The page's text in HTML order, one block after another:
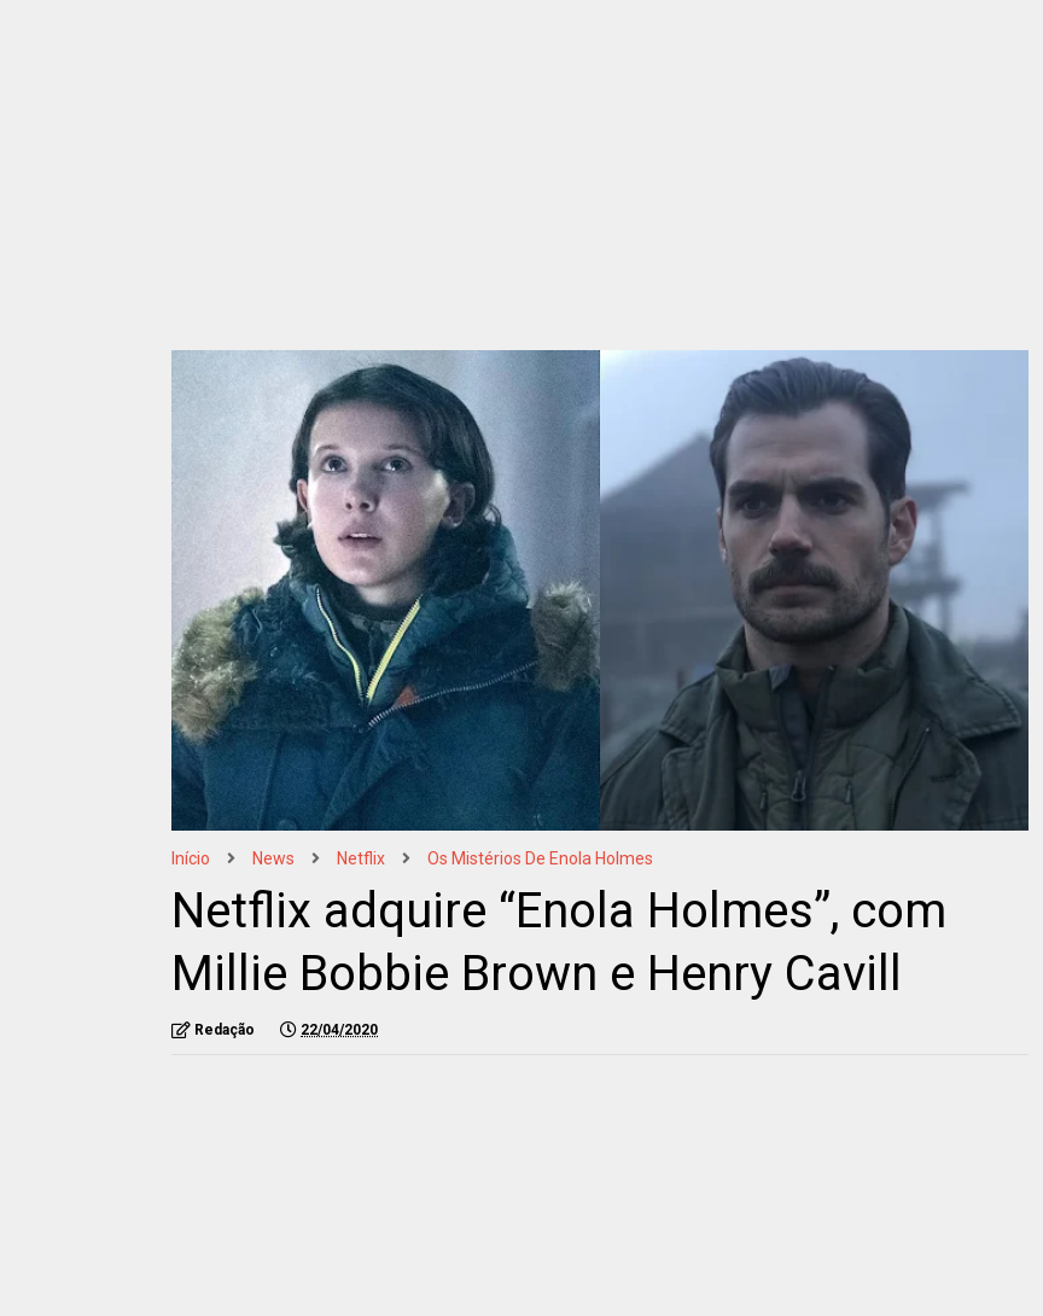
Início News Netflix Os Mistérios De Enola Holmes
Netflix adquire “Enola Holmes”, com
Millie Bobbie Brown e Henry Cavill
Redação 22/04/2020